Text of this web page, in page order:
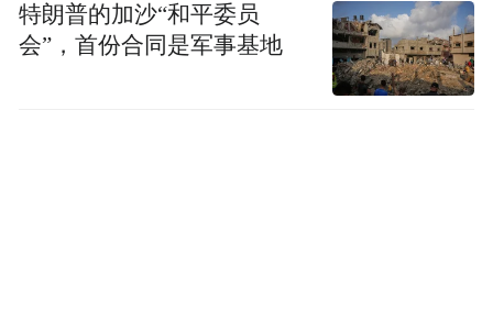
特朗普的加沙“和平委员
会”，首份合同是军事基地